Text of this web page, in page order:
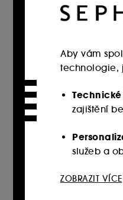
Aby vám
technologie,
zajištění
služeb a
Sociální
ZOBRAZIT VÍCE